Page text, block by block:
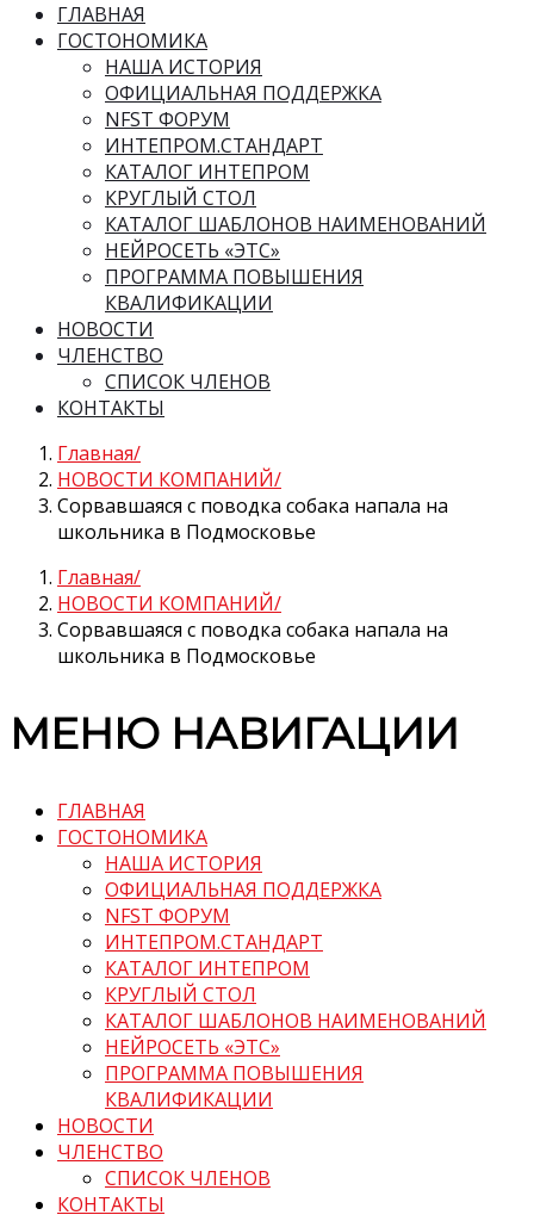
ГЛАВНАЯ
ГОСТОНОМИКА
НАША ИСТОРИЯ
ОФИЦИАЛЬНАЯ ПОДДЕРЖКА
NFST ФОРУМ
ИНТЕПРОМ.СТАНДАРТ
КАТАЛОГ ИНТЕПРОМ
КРУГЛЫЙ СТОЛ
КАТАЛОГ ШАБЛОНОВ НАИМЕНОВАНИЙ
НЕЙРОСЕТЬ «ЭТС»
ПРОГРАММА ПОВЫШЕНИЯ
КВАЛИФИКАЦИИ
НОВОСТИ
ЧЛЕНСТВО
СПИСОК ЧЛЕНОВ
КОНТАКТЫ
Главная
НОВОСТИ КОМПАНИЙ
Сорвавшаяся с поводка собака напала на
школьника в Подмосковье
Главная
НОВОСТИ КОМПАНИЙ
Сорвавшаяся с поводка собака напала на
школьника в Подмосковье
МЕНЮ НАВИГАЦИИ
ГЛАВНАЯ
ГОСТОНОМИКА
НАША ИСТОРИЯ
ОФИЦИАЛЬНАЯ ПОДДЕРЖКА
NFST ФОРУМ
ИНТЕПРОМ.СТАНДАРТ
КАТАЛОГ ИНТЕПРОМ
КРУГЛЫЙ СТОЛ
КАТАЛОГ ШАБЛОНОВ НАИМЕНОВАНИЙ
НЕЙРОСЕТЬ «ЭТС»
ПРОГРАММА ПОВЫШЕНИЯ
КВАЛИФИКАЦИИ
НОВОСТИ
ЧЛЕНСТВО
СПИСОК ЧЛЕНОВ
КОНТАКТЫ